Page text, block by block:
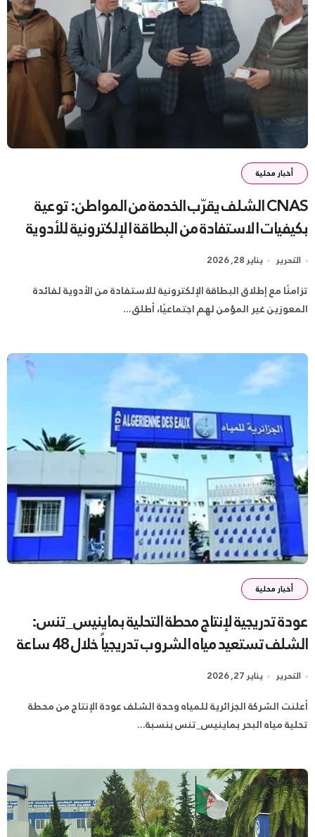
أخبار محلية
CNAS الشلف يقرّب الخدمة من المواطن: توعية
بكيفيات الاستفادة من البطاقة الإلكترونية للأدوية
التحرير يناير 28, 2026
تزامنًا مع إطلاق البطاقة الإلكترونية للاستفادة من الأدوية لفائدة
المعوزين غير المؤمن لهم اجتماعيًا، أطلق...
أخبار محلية
عودة تدريجية لإنتاج محطة التحلية بماينيس_تنس:
الشلف تستعيد مياه الشروب تدريجياً خلال 48 ساعة
التحرير يناير 27, 2026
أعلنت الشركة الجزائرية للمياه وحدة الشلف عودة الإنتاج من محطة
تحلية مياه البحر بماينيس_تنس بنسبة...